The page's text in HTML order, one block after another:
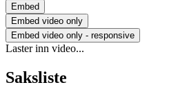
Embed
Embed video only
Embed video only - responsive
Laster inn video...
Saksliste